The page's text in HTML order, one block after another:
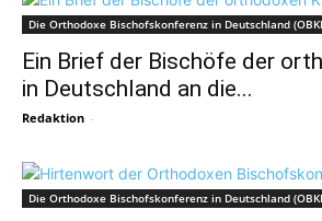
Die Orthodoxe Bischofskonferenz in Deutschland
Ein Brief der Bischöfe der
in Deutschland an die...
Redaktion -
Die Orthodoxe Bischofskonferenz in Deutschland